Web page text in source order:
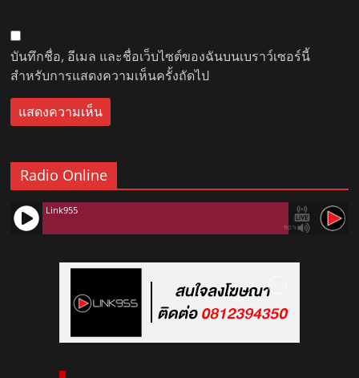
บันทึกชื่อ, อีเมล และชื่อเว็บไซต์ของฉันบนเบราว์เซอร์นี้
สำหรับการแสดงความเห็นครั้งถัดไป
Radio Online
90%
Link955